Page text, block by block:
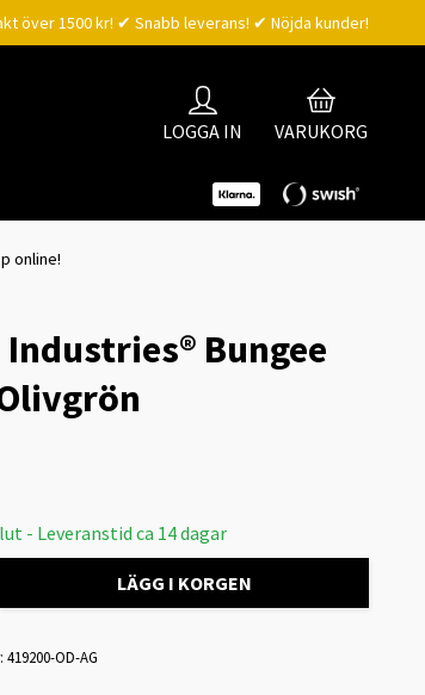
över 1500 kr! ✔ Snabb leverans! ✔ Nöjda kunder!
LOGGA IN VARUKORG
online!
Industries® Bungee
- Leveranstid ca 14 dagar
LÄGG I KORGEN
419200-OD-AG